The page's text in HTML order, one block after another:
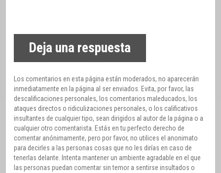
Deja una respuesta
Los comentarios en esta página están moderados, no aparecerán
inmediatamente en la página al ser enviados. Evita, por favor, las
descalificaciones personales, los comentarios maleducados, los
ataques directos o ridiculizaciones personales, o los calificativos
insultantes de cualquier tipo, sean dirigidos al autor de la página o a
cualquier otro comentarista. Estás en tu perfecto derecho de
comentar anónimamente, pero por favor, no utilices el anonimato
para decirles a las personas cosas que no les dirías en caso de
tenerlas delante. Intenta mantener un ambiente agradable en el que
las personas puedan comentar sin temor a sentirse insultados o